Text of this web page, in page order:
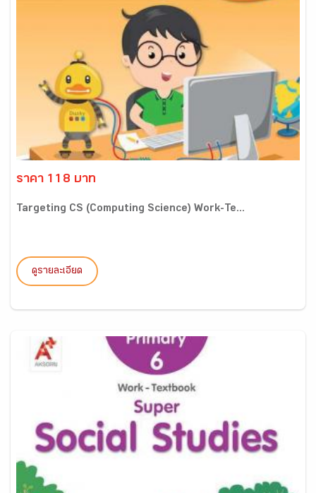
ราคา 118 บาท
Targeting CS (Computing Science) Work-Te...
ดูรายละเอียด